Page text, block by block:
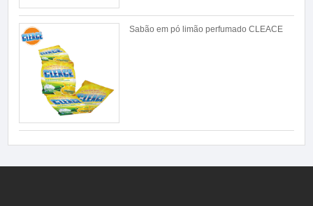
Sabão em pó limão perfumado CLEACE